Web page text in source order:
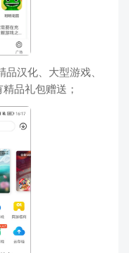
汉化、大型游戏、
品礼包赠送；